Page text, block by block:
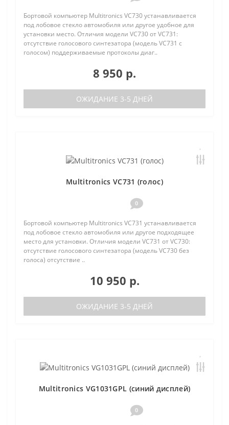
Бортовой компьютер Multitronics VC730 устанавливается
под лобовое стекло автомобиля или другое удобное для
установки место. Отличия модели VC730 от VC731:
отсутствие голосового синтезатора (модель VC731 с
голосом) поддерживаемые протоколы диаг..
8 950 р.
ОЖИДАНИЕ 3-5 ДНЕЙ
Multitronics VC731 (голос)
0
Бортовой компьютер Multitronics VC731 устанавливается
под лобовое стекло автомобиля или другое подходящее
место для установки. Отличия модели VC731 от VC730:
отсутствие голосового синтезатора (модель VC730 без
голоса) отсутствие ..
10 950 р.
ОЖИДАНИЕ 3-5 ДНЕЙ
Multitronics VG1031GPL (синий дисплей)
0